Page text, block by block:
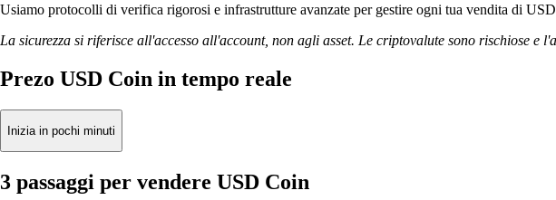
Usiamo protocolli di verifica rigorosi e infrastrutture avanzate per gestire ogni tua vendita di
La sicurezza si riferisce all'accesso all'account, non agli asset. Le criptovalute sono rischiose
Prezo USD Coin in tempo reale
Inizia in pochi minuti
3 passaggi per vendere USD Coin